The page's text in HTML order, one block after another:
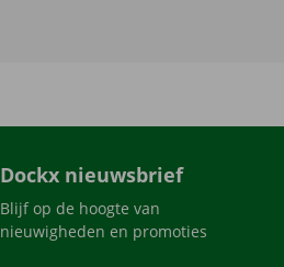
Dockx nieuwsbrief
Blijf op de hoogte van
nieuwigheden en promoties